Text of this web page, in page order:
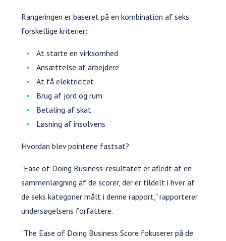
Rangeringen er baseret på en kombination af seks
forskellige kriterier:
At starte en virksomhed
Ansættelse af arbejdere
At få elektricitet
Brug af jord og rum
Betaling af skat
Løsning af insolvens
Hvordan blev pointene fastsat?
"Ease of Doing Business-resultatet er afledt af en
sammenlægning af de scorer, der er tildelt i hver af
de seks kategorier målt i denne rapport," rapporterer
undersøgelsens forfattere.
"The Ease of Doing Business Score fokuserer på de